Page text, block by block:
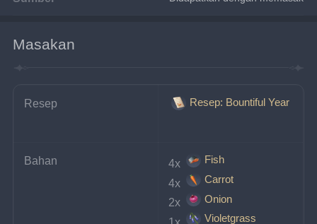
Masakan
Resep Resep: Bountiful Year
Bahan 4x
Fish
4x
Carrot
2x
Onion
Violetgrass